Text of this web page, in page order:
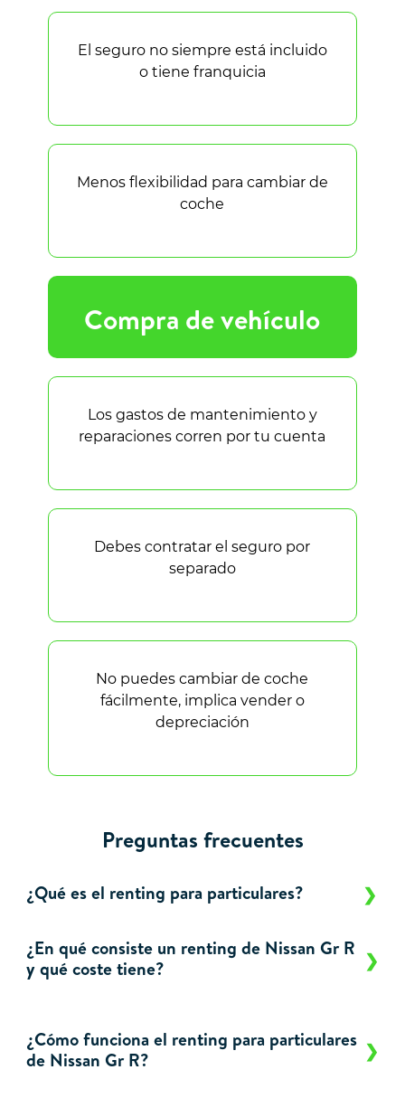
Compra de vehículo
Los gastos de mantenimiento y
reparaciones corren por tu cuenta
El seguro no siempre está incluido
o tiene franquicia
Debes contratar el seguro por
separado
Menos flexibilidad para cambiar de
coche
No puedes cambiar de coche
fácilmente, implica vender o
depreciación
Preguntas frecuentes
¿Qué es el renting para particulares?
¿En qué consiste un renting de Nissan Gr R
y qué coste tiene?
¿Cómo funciona el renting para particulares
de Nissan Gr R?